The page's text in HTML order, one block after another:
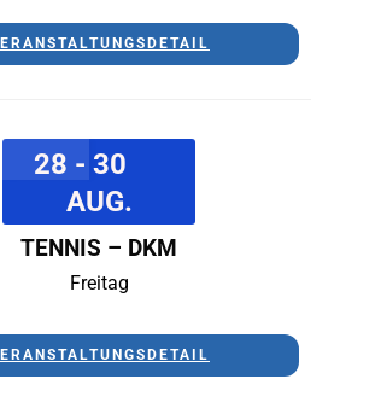
28 - 30
AUG.
TENNIS – DKM
Freitag